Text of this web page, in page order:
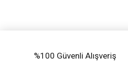
%100 Güvenli Alışveriş